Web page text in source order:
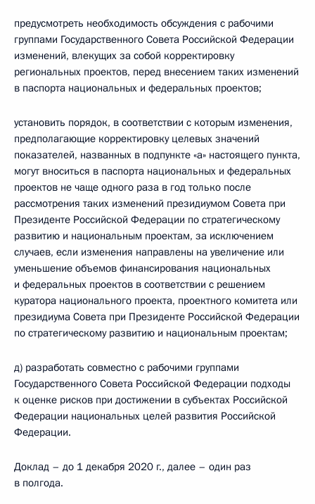
предусмотреть необходимость обсуждения с рабочими
группами Государственного Совета Российской Федерации
изменений, влекущих за собой корректировку
региональных проектов, перед внесением таких изменений
в паспорта национальных и федеральных проектов;
установить порядок, в соответствии с которым изменения,
предполагающие корректировку целевых значений
показателей, названных в подпункте «а» настоящего пункта,
могут вноситься в паспорта национальных и федеральных
проектов не чаще одного раза в год только после
рассмотрения таких изменений президиумом Совета при
Президенте Российской Федерации по стратегическому
развитию и национальным проектам, за исключением
случаев, если изменения направлены на увеличение или
уменьшение объемов финансирования национальных
и федеральных проектов в соответствии с решением
куратора национального проекта, проектного комитета или
президиума Совета при Президенте Российской Федерации
по стратегическому развитию и национальным проектам;
д) разработать совместно с рабочими группами
Государственного Совета Российской Федерации подходы
к оценке рисков при достижении в субъектах Российской
Федерации национальных целей развития Российской
Федерации.
Доклад – до 1 декабря 2020 г., далее – один раз
в полгода.